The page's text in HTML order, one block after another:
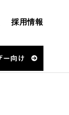
採用情報